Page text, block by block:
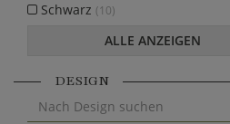
Schwarz (10)
ALLE ANZEIGEN
DESIGN